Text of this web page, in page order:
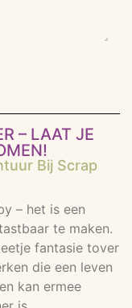
– LAAT JE
Bij Scrap
– het is een
te maken.
fantasie tover
die een leven
kan ermee